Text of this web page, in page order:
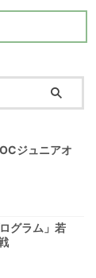
ジュニアオ
グラム」若